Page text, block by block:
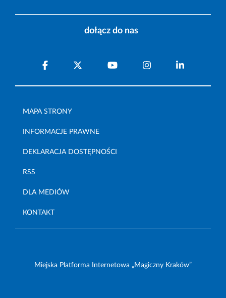
dołącz do nas
MAPA STRONY
INFORMACJE PRAWNE
DEKLARACJA DOSTĘPNOŚCI
RSS
DLA MEDIÓW
KONTAKT
Miejska Platforma Internetowa „Magiczny Kraków”